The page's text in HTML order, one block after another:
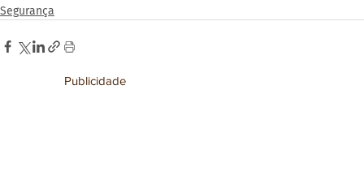
Segurança
Publicidade